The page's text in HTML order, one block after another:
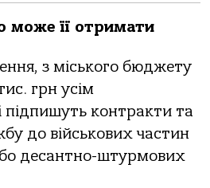
може її отримати
з міського бюджету
грн усім
підпишуть контракти та
до військових частин
десантно-штурмових